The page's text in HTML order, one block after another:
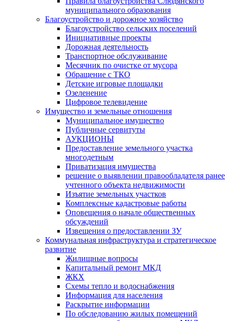
муниципального образования
Благоустройство и дорожное хозяйство
Благоустройство сельских поселений
Инициативные проекты
Дорожная деятельность
Транспортное обслуживание
Месячник по очистке от мусора
Обращение с ТКО
Детские игровые площадки
Озеленение
Цифровое телевидение
Имущество и земельные отношения
Муниципальное имущество
Публичные сервитуты
АУКЦИОНЫ
Предоставление земельного участка
многодетным
Приватизация имущества
решение о выявлении правообладателя ранее
учтенного объекта недвижимости
Изъятие земельных участков
Комплексные кадастровые работы
Оповещения о начале общественных
обсуждений
Извещения о предоставлении ЗУ
Коммунальная инфраструктура и стратегическое
развитие
Жилищные вопросы
Капитальный ремонт МКД
ЖКХ
Схемы тепло и водоснабжения
Информация для населения
Раскрытие информации
По обследованию жилых помещений